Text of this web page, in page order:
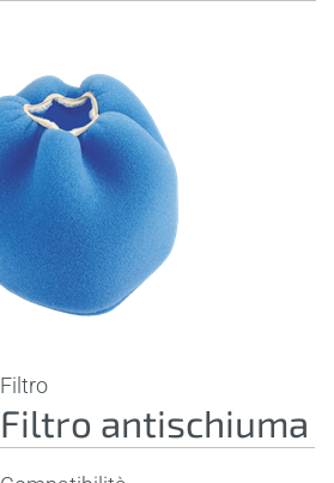
Filtro
Filtro antischiuma